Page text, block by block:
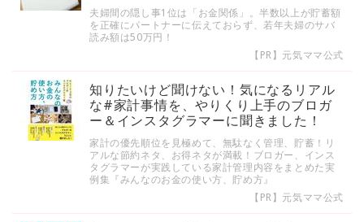
夫婦間の隠し事1位は「お金関係」。半数以上が貯蓄額
を正確にパートナーに伝えておらず、若年夫婦のサバ
読み額は50万円！
【PR】元気ママ公式
知りたいけど聞けない！気になるリアル
な#家計事情を、やりくり上手のブロガ
ー＆インスタグラマーに聞きました！
家計の優先順位を見極めて、無駄なく管理、貯蓄！リ
アルな節約ネタ、お得ネタが満載！ブロガー、インス
タグラマーが実践している家計管理内容をまとめた実
例集『みんなのお金の使い方、貯め方』
【PR】元気ママ公式